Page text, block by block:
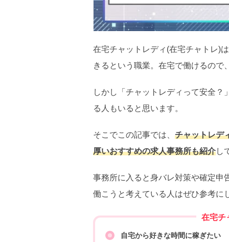
在宅チャットレディ(在宅チャトレ)
きるという職業。在宅で働けるの
しかし「チャットレディって安全
る人もいると思います。
そこでこの記事では、 チャットレデ
厚いおすすめの求人事務所も紹介し
事務所に入ると身バレ対策や確定申
働こうと考えている人はぜひ参考に
在宅チ
自宅から好きな時間に稼ぎたい